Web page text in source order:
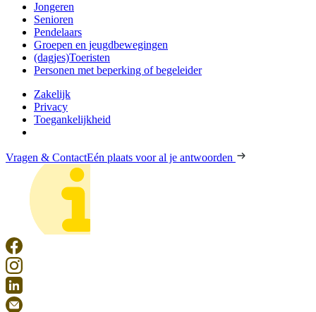
Jongeren
Senioren
Pendelaars
Groepen en jeugdbewegingen
(dagjes)Toeristen
Personen met beperking of begeleider
Zakelijk
Privacy
Toegankelijkheid
Vragen & ContactEén plaats voor al je antwoorden